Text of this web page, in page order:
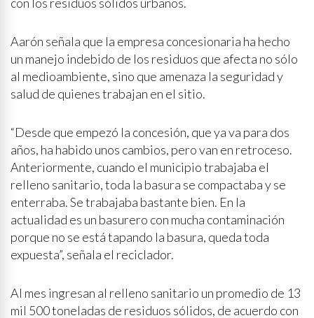
Aarón señala que la empresa concesionaria ha hecho
un manejo indebido de los residuos que afecta no sólo
al medioambiente, sino que amenaza la seguridad y
salud de quienes trabajan en el sitio.
“Desde que empezó la concesión, que ya va para dos
años, ha habido unos cambios, pero van en retroceso.
Anteriormente, cuando el municipio trabajaba el
relleno sanitario, toda la basura se compactaba y se
enterraba. Se trabajaba bastante bien. En la
actualidad es un basurero con mucha contaminación
porque no se está tapando la basura, queda toda
expuesta”, señala el reciclador.
Al mes ingresan al relleno sanitario un promedio de 13
mil 500 toneladas de residuos sólidos, de acuerdo con